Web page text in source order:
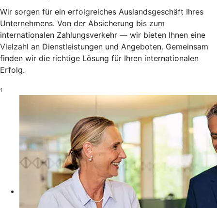
Wir sorgen für ein erfolgreiches Auslandsgeschäft Ihres
Unternehmens. Von der Absicherung bis zum
internationalen Zahlungsverkehr — wir bieten Ihnen eine
Vielzahl an Dienstleistungen und Angeboten. Gemeinsam
finden wir die richtige Lösung für Ihren internationalen
Erfolg.
‹